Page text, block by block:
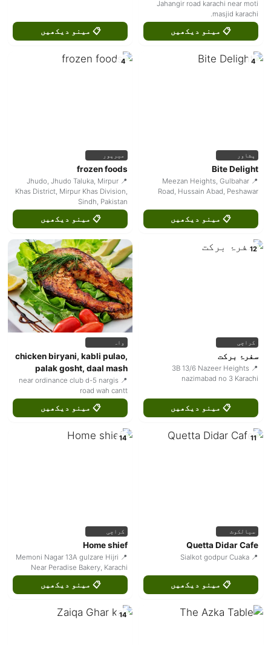
Jahangir road karachi near moti
masjid karachi.
📋 مینو دیکھیں 📋 مینو دیکھیں
4
پشاور
Bite Delight
📍 Meezan Heights, Gulbahar
Road, Hussain Abad, Peshawar
📋 مینو دیکھیں
4
میرپور
frozen foods
📍 Jhudo, Jhudo Taluka, Mirpur
Khas District, Mirpur Khas Division,
Sindh, Pakistan
📋 مینو دیکھیں
12
کراچی
سفرۂ برکت
📍 3B 13/6 Nazeer Heights
nazimabad no 3 Karachi
📋 مینو دیکھیں
واہ
chicken biryani, kabli pulao,
palak gosht, daal mash
📍 near ordinance club d-5 nargis
road wah cantt
📋 مینو دیکھیں
11
سیالکوٹ
Quetta Didar Cafe
📍 Sialkot godpur Cuaka
📋 مینو دیکھیں
14
کراچی
Home shief
📍 Memoni Nagar 13A gulzare Hijri
Near Peradise Bakery, Karachi
📋 مینو دیکھیں
14